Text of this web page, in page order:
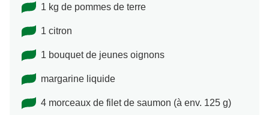
1 kg de pommes de terre
1 citron
1 bouquet de jeunes oignons
margarine liquide
4 morceaux de filet de saumon (à env. 125 g)